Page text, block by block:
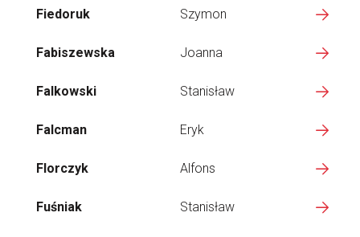
Fiedoruk Szymon
Fabiszewska Joanna
Falkowski Stanisław
Falcman Eryk
Florczyk Alfons
Fuśniak Stanisław